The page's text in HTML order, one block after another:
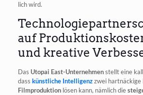
lich wird.
auf
und kreative
Das Uto­pai East-Unter­neh­menstellt eine
dass künst­li­che Intel­li­genzzwei hart­nä­cki­ge
Film­pro­duk­ti­onlösen kann, näm­lich die